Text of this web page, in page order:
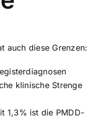
auch diese Grenzen:
klinische Strenge
1,3% ist die PMDD-